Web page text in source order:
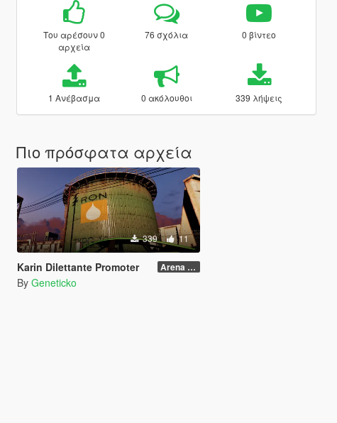
Του αρέσουν 0
αρχεία
76 σχόλια 0 βίντεο
1 Ανέβασμα 0 ακόλουθοι 339 λήψεις
Πιο πρόσφατα αρχεία
339 11
Karin Dilettante Promoter Arena War Version
By Geneticko